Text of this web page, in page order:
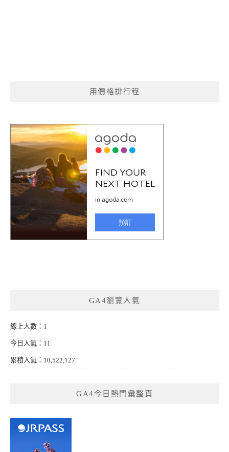
用價格排行程
GA4瀏覽人氣
線上人數：1
今日人氣：11
累積人氣：10,522,127
GA4今日熱門彙整頁